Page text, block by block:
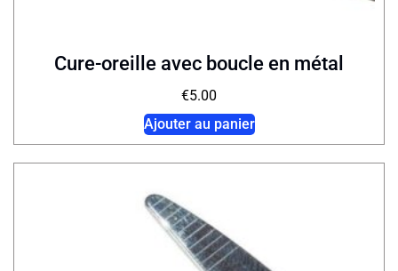
Cure-oreille avec boucle en métal
€5.00
Ajouter au panier